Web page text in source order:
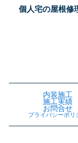
個人宅の屋根修
内装施工
施工実績
お問合せ
プライバシーポリ